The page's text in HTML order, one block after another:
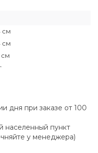
см
см
см
дня при заказе от 100
населенный пункт
у менеджера)